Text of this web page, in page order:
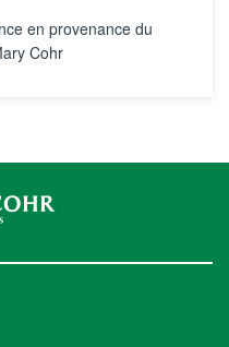
en provenance du
Cohr